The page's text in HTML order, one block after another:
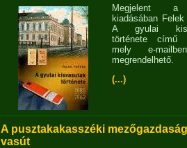
Megjelent
kiadásában
A gyulai
története című
mely e-
megrendelhető.
(...)
A pusztakakasszéki
vasút